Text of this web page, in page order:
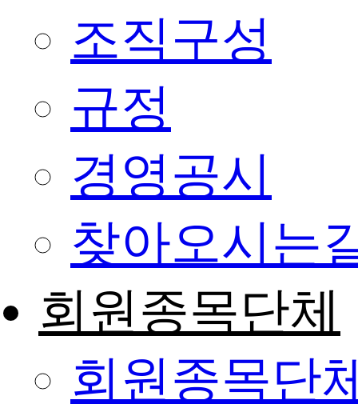
조직구성
규정
경영공시
찾아오시는
회원종목단체
회원종목단